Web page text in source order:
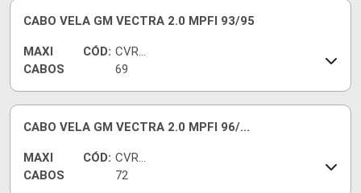
CABO VELA GM VECTRA 2.0 MPFI 93/95
MAXI
CABOS
CÓD: CVRG
69
CABO VELA GM VECTRA 2.0 MPFI 96/...
MAXI
CABOS
CÓD: CVRG
72